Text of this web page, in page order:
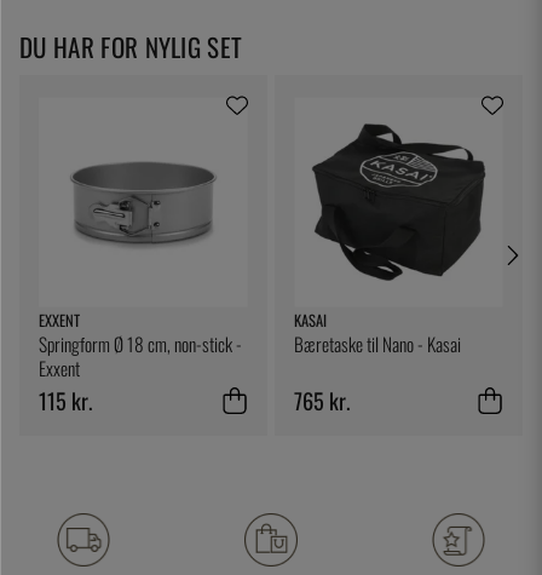
DU HAR FOR NYLIG SET
EXXENT
Springform Ø 18 cm, non-stick -
Exxent
115 kr.
KASAI
Bæretaske til Nano - Kasai
765 kr.